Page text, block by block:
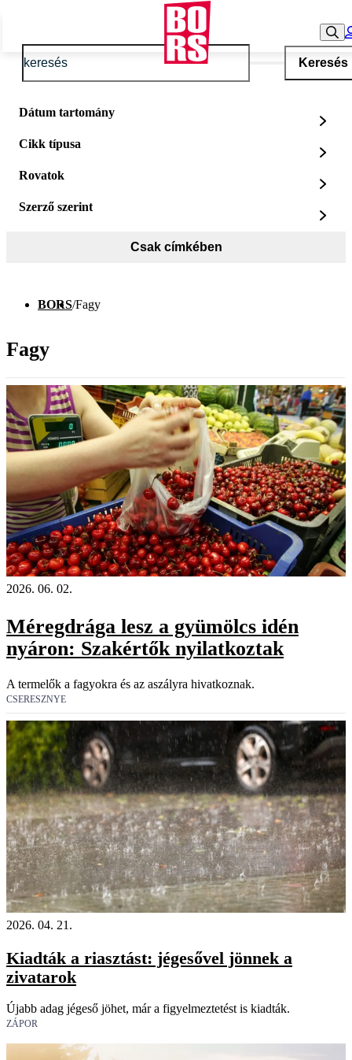
Keresés
Dátum tartomány
Cikk típusa
Rovatok
Szerző szerint
Csak címkében
BORS/Fagy
Fagy
2026. 06. 02.
Méregdrága lesz a gyümölcs idén
nyáron: Szakértők nyilatkoztak
A termelők a fagyokra és az aszályra hivatkoznak.
CSERESZNYE
2026. 04. 21.
Kiadták a riasztást: jégesővel jönnek a
zivatarok
Újabb adag jégeső jöhet, már a figyelmeztetést is kiadták.
ZÁPOR